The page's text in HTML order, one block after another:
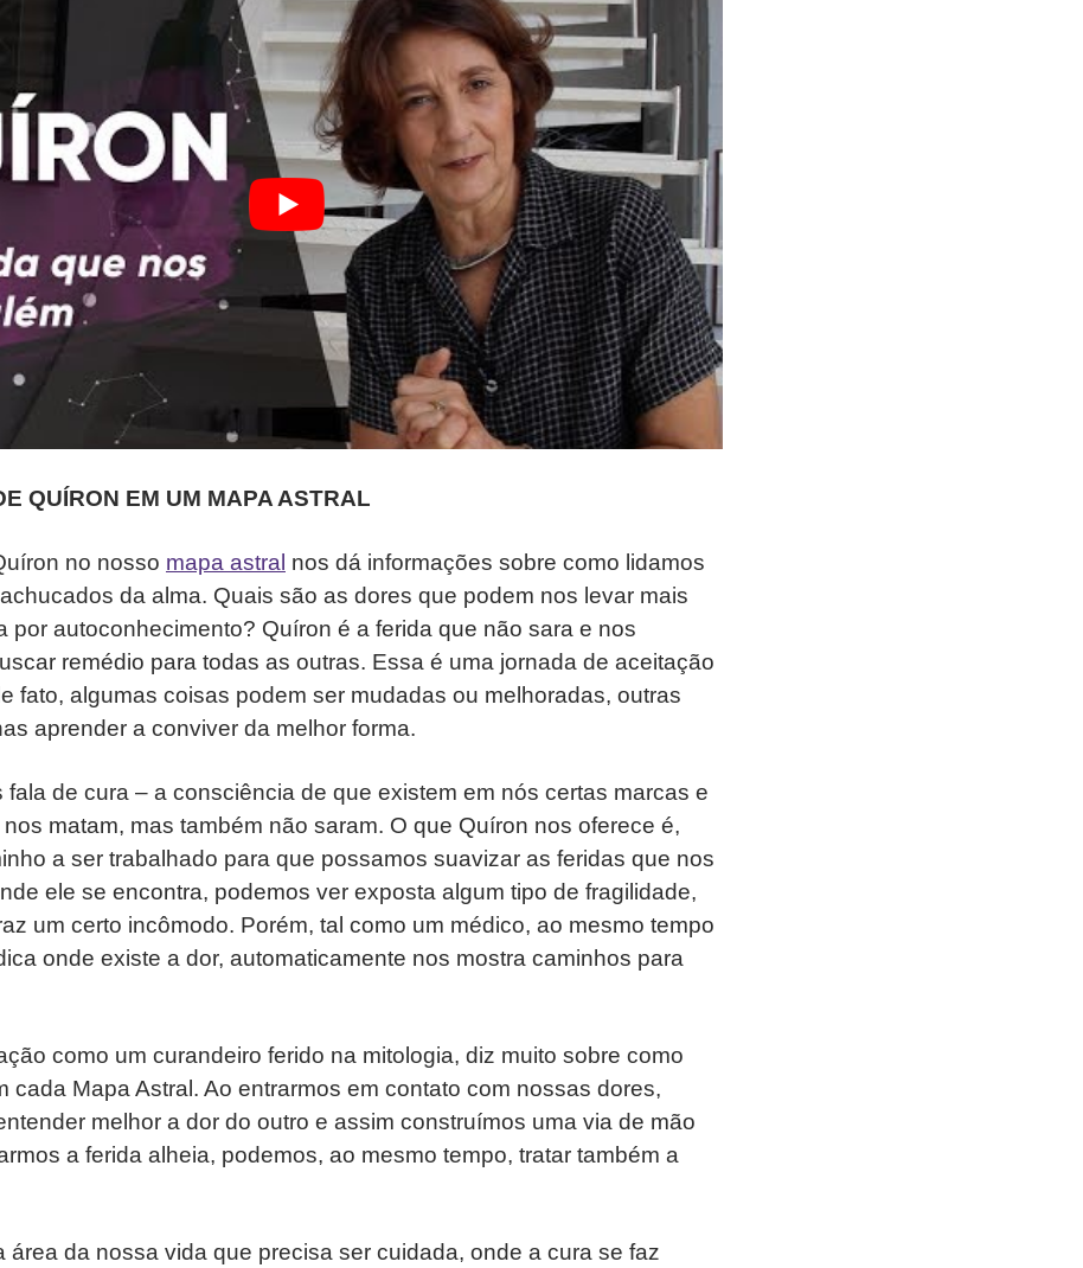
QUÍRON EM UM MAPA ASTRAL
no nosso mapa astral nos dá informações sobre como lidamos
da alma. Quais são as dores que podem nos levar mais
por autoconhecimento? Quíron é a ferida que não sara e nos
remédio para todas as outras. Essa é uma jornada de aceitação
fato, algumas coisas podem ser mudadas ou melhoradas, outras
aprender a conviver da melhor forma.
fala de cura – a consciência de que existem em nós certas marcas e
matam, mas também não saram. O que Quíron nos oferece é,
a ser trabalhado para que possamos suavizar as feridas que nos
ele se encontra, podemos ver exposta algum tipo de fragilidade,
um certo incômodo. Porém, tal como um médico, ao mesmo tempo
onde existe a dor, automaticamente nos mostra caminhos para
como um curandeiro ferido na mitologia, diz muito sobre como
cada Mapa Astral. Ao entrarmos em contato com nossas dores,
melhor a dor do outro e assim construímos uma via de mão
a ferida alheia, podemos, ao mesmo tempo, tratar também a
área da nossa vida que precisa ser cuidada, onde a cura se faz